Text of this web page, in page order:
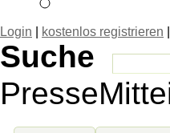
Login kostenlos registrieren
Suche